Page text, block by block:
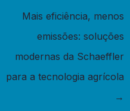
Mais eficiência, menos
emissões: soluções
modernas da Schaeffler
para a tecnologia agrícola
→